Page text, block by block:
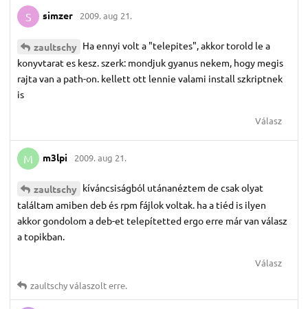
S simzer 2009. aug 21.
zaultschy Ha ennyi volt a "telepites", akkor torold le a
konyvtarat es kesz. szerk: mondjuk gyanus nekem, hogy megis
rajta van a path-on. kellett ott lennie valami install szkriptnek
is
Válasz
M m3lpi 2009. aug 21.
zaultschy kíváncsiságból utánanéztem de csak olyat
találtam amiben deb és rpm fájlok voltak. ha a tiéd is ilyen
akkor gondolom a deb-et telepítetted ergo erre már van válasz
a topikban.
Válasz
zaultschyválaszolt erre.